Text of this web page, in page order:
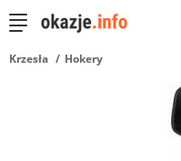
Krzesła Hokery